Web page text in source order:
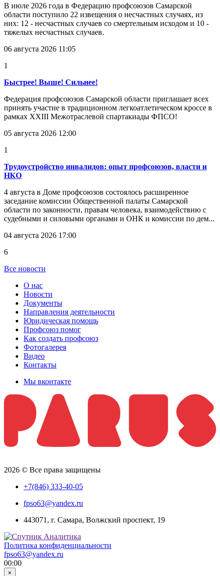
В июле 2026 года в Федерацию профсоюзов Самарской
области поступило 22 извещения о несчастных случаях, из
них: 12 - несчастных случаев со смертельным исходом и 10 -
тяжелых несчастных случаев.
06 августа 2026 11:05
1
Быстрее! Выше! Сильнее!
Федерация профсоюзов Самарской области приглашает всех
принять участие в традиционном легкоатлетическом кроссе в
рамках XXIII Межотраслевой спартакиады ФПСО!
05 августа 2026 12:00
1
Трудоустройство инвалидов: опыт профсоюзов, власти и
НКО
4 августа в Доме профсоюзов состоялось расширенное
заседание комиссии Общественной палаты Самарской
области по законности, правам человека, взаимодействию с
судебными и силовыми органами и ОНК и комиссии по дем...
04 августа 2026 17:00
6
Все новости
О нас
Новости
Документы
Направления деятельности
Юридическая помощь
Профсоюз помог
Как создать профсоюз
Фотогалерея
Видео
Контакты
Мы вконтакте
2026 © Все права защищены
+7(846) 333-40-05
fpso63@yandex.ru
443071, г. Самара, Волжский проспект, 19
Политика конфиденциальности
fpso63@yandex.ru
00:00
×